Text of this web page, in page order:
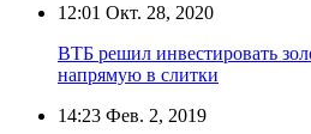
12:01 Окт. 28, 2020
ВТБ решил инвестировать
напрямую в слитки
14:23 Фев. 2, 2019